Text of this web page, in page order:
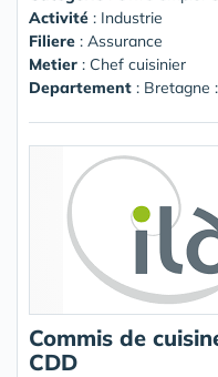
Activité : Industrie
Filiere : Assurance
Metier : Chef cuisinier
Departement : Bretagne
Commis de
CDD